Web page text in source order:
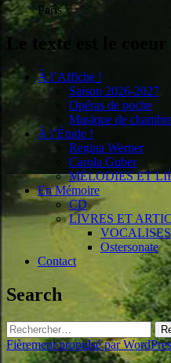
Paris
Le texte est le
À l’Affiche !
Saison 2026-2027
Opéras de poche
Musique de
À l’Étude !
Regina Werner
Carola Guber
MÉLODIES ET
En Mémoire
CD
LIVRES ET
VOCALISES
Ostersonate
Contact
Search
Rechercher :
Fièrement propulsé par